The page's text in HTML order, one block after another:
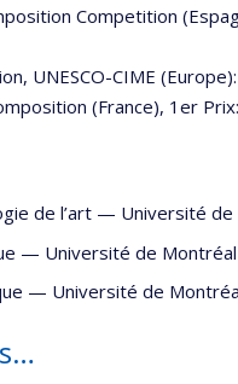
Competition
UNESCO-CIME (Europe):
(France), 1er Prix:
de l’art — Université de
— Université de Montréal
— Université de